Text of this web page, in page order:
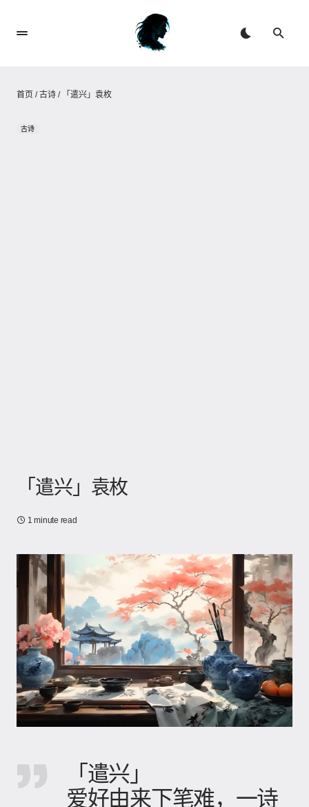
首页 /古诗 / 「遣兴」袁枚
古诗
「遣兴」袁枚
1 minute read
「遣兴」
爱好由来下笔难，一诗